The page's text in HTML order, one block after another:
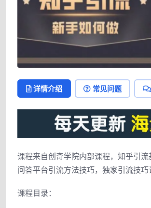
详情介绍 常见问题
课程来自创奇学院内部课程，知乎引
问答平台引流方法技巧，独家引流技
课程目录：